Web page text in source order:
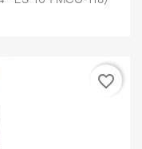
favorite_border